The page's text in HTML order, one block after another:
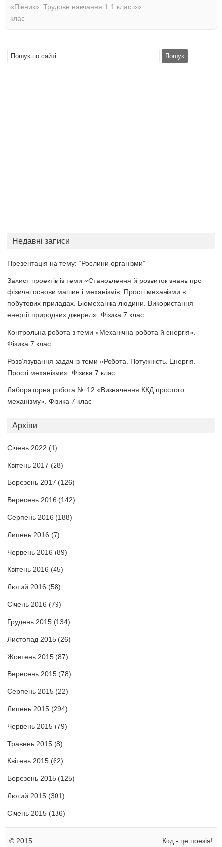
«Півник». Трудове навчання 1
клас
1 клас »»
Недавні записи
Презентація на тему: “Рослини-організми”
Захист проектів із теми «Становлення й розвиток знань про
фізичні основи машин і механізмів. Прості механізми в
побутових приладах. Біомеханіка людини. Використання
енергії природних джерел». Фізика 7 клас
Контрольна робота з теми «Механічна робота й енергія».
Фізика 7 клас
Розв’язування задач із теми «Робота. Потужність. Енергія.
Прості механізми». Фізика 7 клас
Лабораторна робота № 12 «Визначення ККД простого
механізму». Фізика 7 клас
Архіви
Січень 2022 (1)
Квітень 2017 (28)
Березень 2017 (126)
Вересень 2016 (142)
Серпень 2016 (188)
Липень 2016 (7)
Червень 2016 (89)
Квітень 2016 (45)
Лютий 2016 (58)
Січень 2016 (79)
Грудень 2015 (134)
Листопад 2015 (26)
Жовтень 2015 (87)
Вересень 2015 (78)
Серпень 2015 (22)
Липень 2015 (294)
Червень 2015 (79)
Травень 2015 (8)
Квітень 2015 (62)
Березень 2015 (125)
Лютий 2015 (301)
Січень 2015 (136)
© 2015 Код - це поезія!